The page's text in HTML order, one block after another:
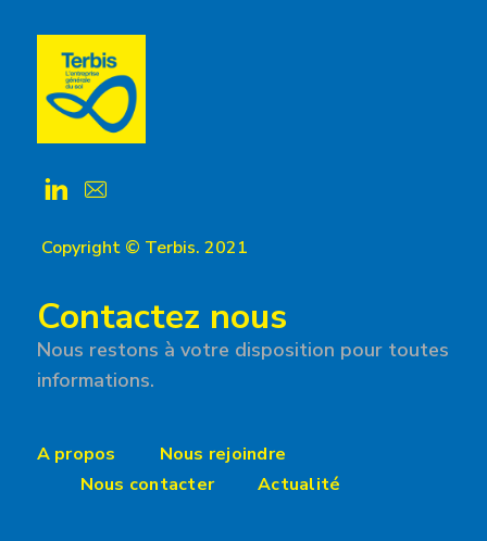
Copyright © Terbis. 2021
Contactez nous
Nous restons à votre disposition pour toutes
informations.
A propos
Nous rejoindre
Nous contacter
Actualité